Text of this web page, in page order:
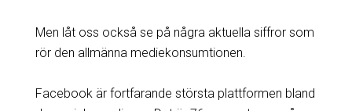
Men låt oss också se på några aktuella siffror som
rör den allmänna mediekonsumtionen.
Facebook är fortfarande största plattformen bland